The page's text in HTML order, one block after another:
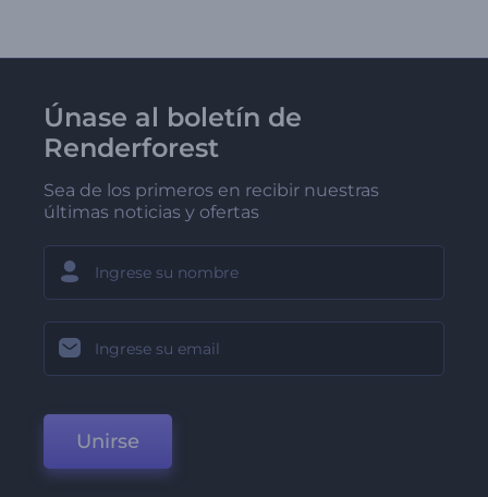
Únase al boletín de
Renderforest
Sea de los primeros en recibir nuestras
últimas noticias y ofertas
Unirse